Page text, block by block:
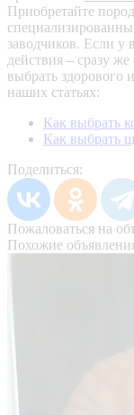
Приобретайте
заводчиков. Если у
действия – сразу
выбрать здорового
наших статьях:
Как выбрать
Как выбрать
Поделиться:
Пожаловаться на
Похожие